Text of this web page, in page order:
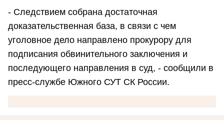
- Следствием собрана достаточная
доказательственная база, в связи с чем
уголовное дело направлено прокурору для
подписания обвинительного заключения и
последующего направления в суд, - сообщили в
пресс-службе Южного СУТ СК России.